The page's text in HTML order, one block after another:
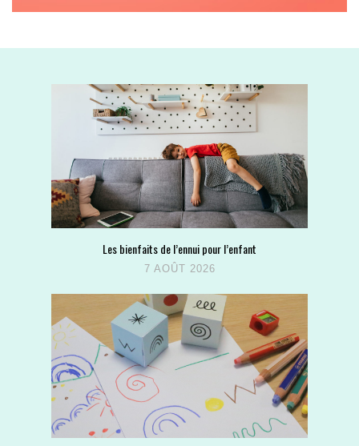
Les bienfaits de l’ennui pour l’enfant
7 AOÛT 2026